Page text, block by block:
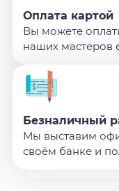
Оплата картой
Вы можете
наших мастеров
Безналичный
Мы выставим
своём банке и